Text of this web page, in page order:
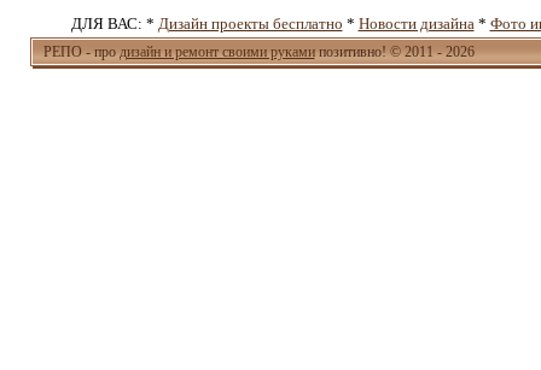
ДЛЯ ВАС: * Дизайн проекты бесплатно * Новости дизайна* Фото
РЕПО - продизайн и ремонт своими рукамипозитивно! © 2011 - 2026